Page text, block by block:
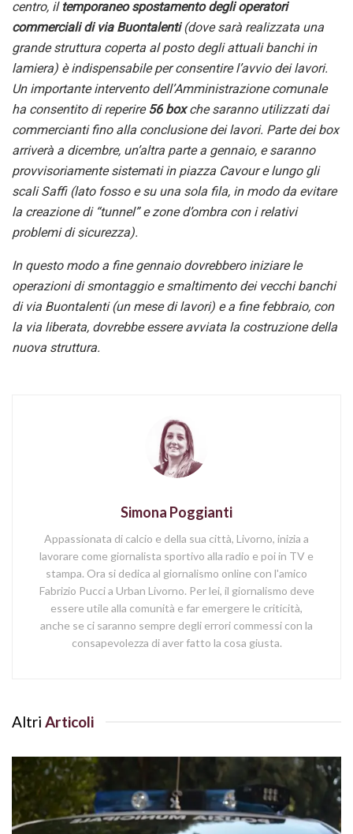
centro, iltemporaneo spostamento degli operatori
commerciali di via Buontalenti(dovesarà realizzata una
grande struttura coperta al posto degli attuali banchi in
lamiera) èindispensabile per consentire l’avvio dei lavori.
Un importanteinterventodell’Amministrazione comunale
ha consentito di reperire56 boxche saranno utilizzati dai
commercianti fino alla conclusione dei lavori. Parte dei box
arriverà a dicembre, un’altra parte a gennaio, e saranno
provvisoriamente sistemati in piazza Cavour e lungo gli
scali Saffi (lato fosso e su una sola fila, in modo da evitare
la creazione di “tunnel” e zone d’ombra con i relativi
problemi di sicurezza).
In questo modoa fine gennaio dovrebbero iniziare le
operazioni di smontaggio e smaltimento dei vecchi banchi
di via Buontalenti (un mese di lavori) ea fine febbraio, con
la via liberata, dovrebbe essere avviata la costruzione della
nuova struttura.
Simona Poggianti
Appassionata di calcio e della sua città, Livorno, inizia a
lavorare come giornalista sportivo alla radio e poi in TV e
stampa. Ora si dedica al giornalismo online con l'amico
Fabrizio Pucci a Urban Livorno. Per lei, il giornalismo deve
essere utile alla comunità e far emergere le criticità,
anche se ci saranno sempre degli errori commessi con la
consapevolezza di aver fatto la cosa giusta.
Altri Articoli